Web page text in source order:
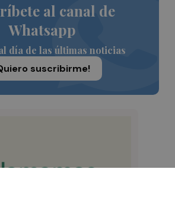
al canal de
Whatsapp
día de las últimas noticias
suscribirme!